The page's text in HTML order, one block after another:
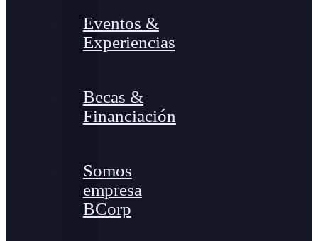
Eventos &
Experiencias
Becas &
Financiación
Somos
empresa
BCorp